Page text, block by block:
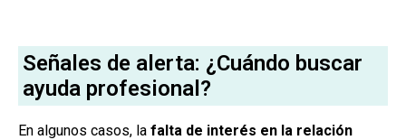
Señales de alerta: ¿Cuándo buscar
ayuda profesional?
En algunos casos, la falta de interés en la relación